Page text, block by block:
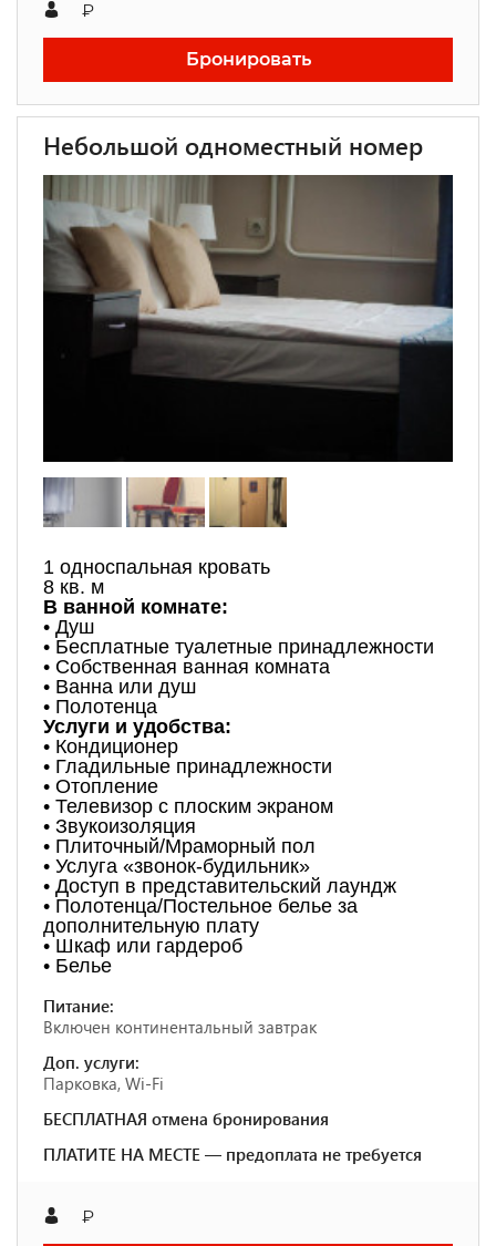
₽
Бронировать
Небольшой одноместный номер
1 односпальная кровать
8 кв. м
В ванной комнате:
• Душ
• Бесплатные туалетные принадлежности
• Собственная ванная комната
• Ванна или душ
• Полотенца
Услуги и удобства:
• Кондиционер
• Гладильные принадлежности
• Отопление
• Телевизор с плоским экраном
• Звукоизоляция
• Плиточный/Мраморный пол
• Услуга «звонок-будильник»
• Доступ в представительский лаундж
• Полотенца/Постельное белье за
дополнительную плату
• Шкаф или гардероб
• Белье
Питание:
Включен континентальный завтрак
Доп. услуги:
Парковка, Wi-Fi
БЕСПЛАТНАЯ отмена бронирования
ПЛАТИТЕ НА МЕСТЕ — предоплата не требуется
₽